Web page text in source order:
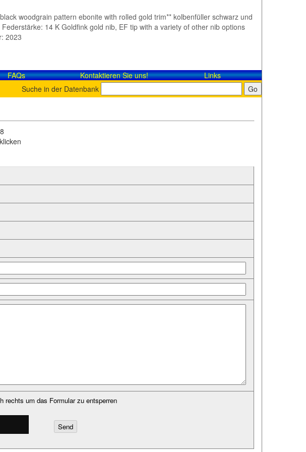
woodgrain pattern ebonite with rolled gold trim** kolbenfüller schwarz und
14 K Goldfink gold nib, EF tip with a variety of other nib options
2023
FAQs Kontaktieren Sie uns!
Links
Suche in der Datenbank
rechts um das Formular zu entsperren